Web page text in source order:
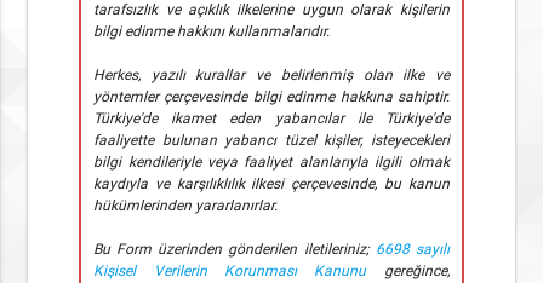
tarafsızlık ve açıklık ilkelerine uygun olarak kişilerin
bilgi edinme hakkını kullanmalarıdır.
Herkes, yazılı kurallar ve belirlenmiş olan ilke ve
yöntemler çerçevesinde bilgi edinme hakkına sahiptir.
Türkiye'de ikamet eden yabancılar ile Türkiye'de
faaliyette bulunan yabancı tüzel kişiler, isteyecekleri
bilgi kendileriyle veya faaliyet alanlarıyla ilgili olmak
kaydıyla ve karşılıklılık ilkesi çerçevesinde, bu kanun
hükümlerinden yararlanırlar.
Bu Form üzerinden gönderilen iletileriniz; 6698 sayılı
Kişisel Verilerin Korunması Kanunugereğince,